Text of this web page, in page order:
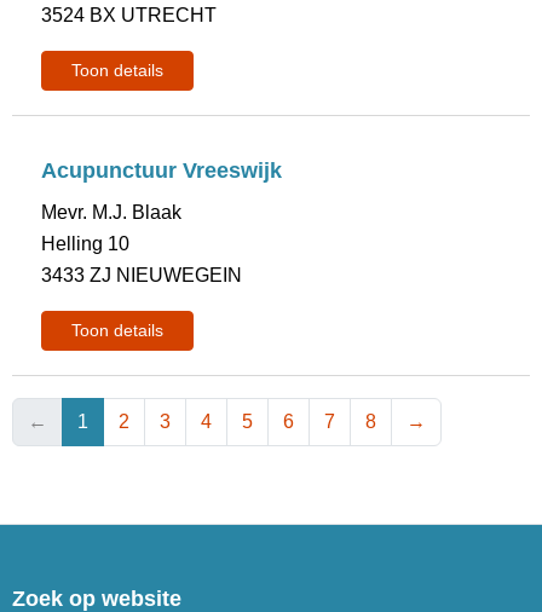
3524 BX UTRECHT
Toon details
Acupunctuur Vreeswijk
Mevr. M.J. Blaak
Helling 10
3433 ZJ NIEUWEGEIN
Toon details
← 1 2 3 4 5 6 7 8 →
Zoek op website